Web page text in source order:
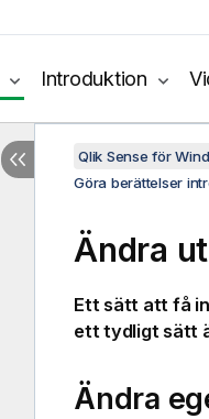
Introduktion
Qlik Sense för
Göra berättelser
Ändra
Ett sätt att få
ett tydligt sätt
Ändra